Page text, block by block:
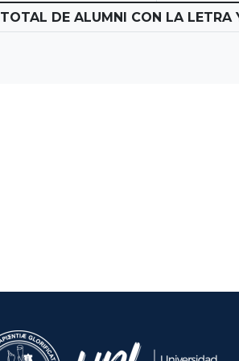
TOTAL DE ALUMNI CON LA LETRA